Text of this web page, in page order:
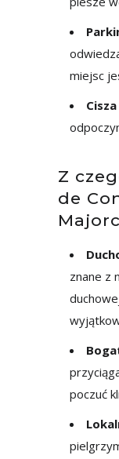
miejsc
Z
de
znane z
poczuć